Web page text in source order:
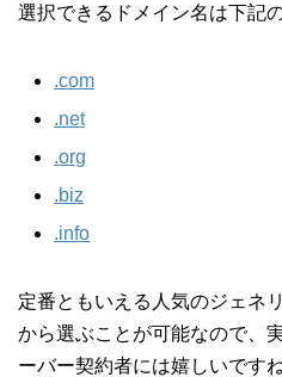
選択できるドメイン名は下記
.com
.net
.org
.biz
.info
定番ともいえる人気のジェネ
から選ぶことが可能なので、
ーバー契約者には嬉しいですね